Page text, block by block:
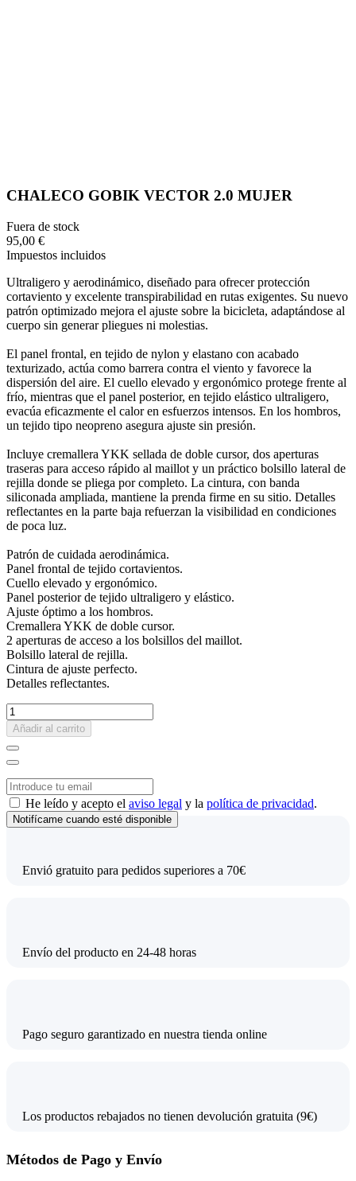
CHALECO GOBIK VECTOR 2.0 MUJER
Fuera de stock
95,00 €
Impuestos incluidos
Ultraligero y aerodinámico, diseñado para ofrecer protección
cortaviento y excelente transpirabilidad en rutas exigentes. Su nuevo
patrón optimizado mejora el ajuste sobre la bicicleta, adaptándose al
cuerpo sin generar pliegues ni molestias.
El panel frontal, en tejido de nylon y elastano con acabado
texturizado, actúa como barrera contra el viento y favorece la
dispersión del aire. El cuello elevado y ergonómico protege frente al
frío, mientras que el panel posterior, en tejido elástico ultraligero,
evacúa eficazmente el calor en esfuerzos intensos. En los hombros,
un tejido tipo neopreno asegura ajuste sin presión.
Incluye cremallera YKK sellada de doble cursor, dos aperturas
traseras para acceso rápido al maillot y un práctico bolsillo lateral de
rejilla donde se pliega por completo. La cintura, con banda
siliconada ampliada, mantiene la prenda firme en su sitio. Detalles
reflectantes en la parte baja refuerzan la visibilidad en condiciones
de poca luz.
Patrón de cuidada aerodinámica.
Panel frontal de tejido cortavientos.
Cuello elevado y ergonómico.
Panel posterior de tejido ultraligero y elástico.
Ajuste óptimo a los hombros.
Cremallera YKK de doble cursor.
2 aperturas de acceso a los bolsillos del maillot.
Bolsillo lateral de rejilla.
Cintura de ajuste perfecto.
Detalles reflectantes.
Añadir al carrito
He leído y acepto el aviso legal y la política de privacidad.
Envió gratuito para pedidos superiores a 70€
Envío del producto en 24-48 horas
Pago seguro garantizado en nuestra tienda online
Los productos rebajados no tienen devolución gratuita (9€)
Métodos de Pago y Envío